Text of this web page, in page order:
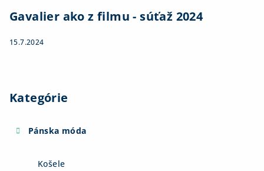
Gavalier ako z filmu - súťaž 2024
15.7.2024
Kategórie
Pánska móda
Košele